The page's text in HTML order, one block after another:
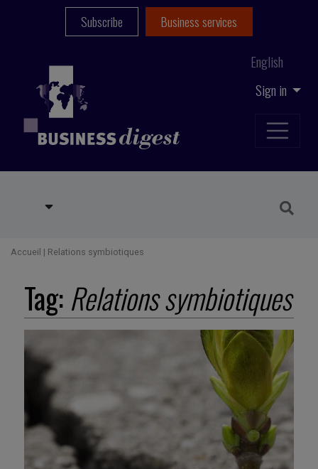
Sign in
English
Subscribe Business services
Accueil | Relations symbiotiques
Tag: Relations symbiotiques